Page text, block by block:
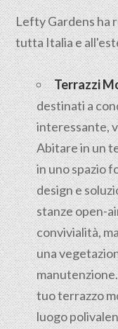
Lefty Gardens ha
tutta Italia e
Terrazzi
destinati a
interessante,
Abitare in un
in uno spazio
design e
stanze open-
convivialità,
una
tuo terrazzo
luogo